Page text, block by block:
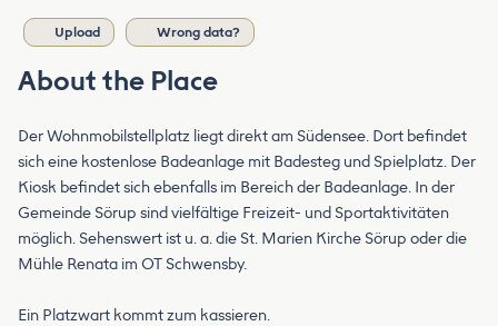
Upload Wrong data?
About the Place
Der Wohnmobilstellplatz liegt direkt am Südensee. Dort befindet
sich eine kostenlose Badeanlage mit Badesteg und Spielplatz. Der
Kiosk befindet sich ebenfalls im Bereich der Badeanlage. In der
Gemeinde Sörup sind vielfältige Freizeit- und Sportaktivitäten
möglich. Sehenswert ist u. a. die St. Marien Kirche Sörup oder die
Mühle Renata im OT Schwensby.
Ein Platzwart kommt zum kassieren.